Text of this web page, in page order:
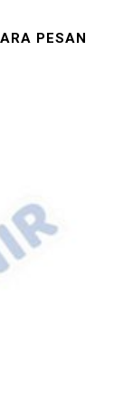
PESAN